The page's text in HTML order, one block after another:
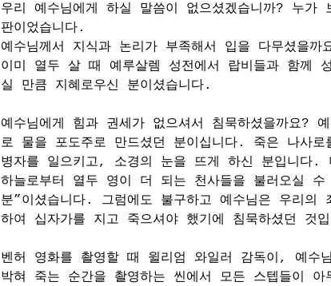
우리 예수님에게 하실 말씀이 없으셨겠습니까? 누가
판이었습니다.
예수님께서 지식과 논리가 부족해서 입을 다무셨을까
이미 열두 살 때 예루살렘 성전에서 랍비들과 함께
실 만큼 지혜로우신 분이셨습니다.
예수님에게 힘과 권세가 없으셔서 침묵하셨을까요?
로 물을 포도주로 만드셨던 분이십니다. 죽은 나사
병자를 일으키고, 소경의 눈을 뜨게 하신 분입니다.
하늘로부터 열두 영이 더 되는 천사들을 불러오실
분”이셨습니다. 그럼에도 불구하고 예수님은 우리의
하여 십자가를 지고 죽으셔야 했기에 침묵하셨던 것
벤허 영화를 촬영할 때 윌리엄 와일러 감독이, 예수
박혀 죽는 순간을 촬영하는 씬에서 모든 스텝들이 아